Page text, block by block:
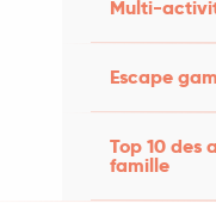
Multi-
Escape
Top 10 des
famille